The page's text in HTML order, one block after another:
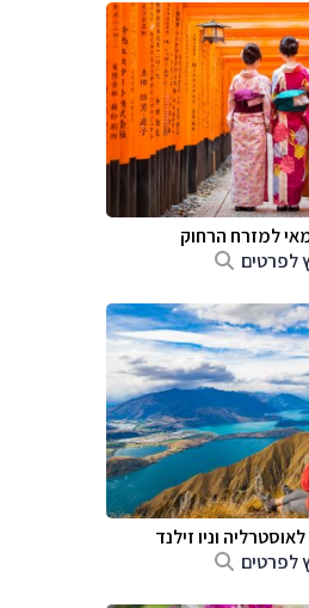
למזרח הרחוק
לפרטים
וניו זילנד
לפרטים